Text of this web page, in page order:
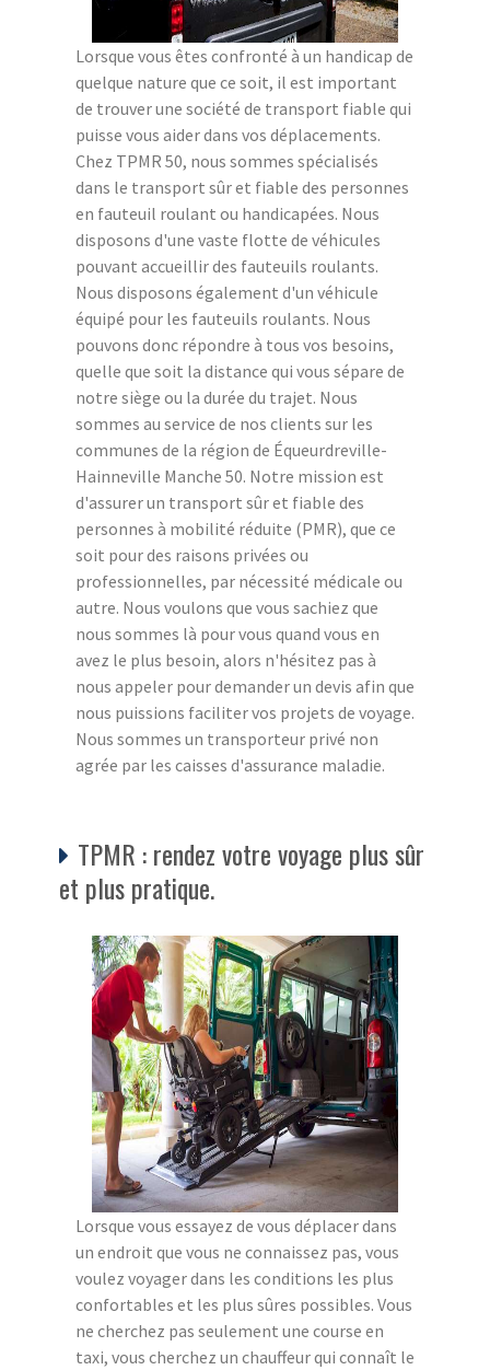
Lorsque vous êtes confronté à un handicap de
quelque nature que ce soit, il est important
de trouver une société de transport fiable qui
puisse vous aider dans vos déplacements.
Chez TPMR 50, nous sommes spécialisés
dans le transport sûr et fiable des personnes
en fauteuil roulant ou handicapées. Nous
disposons d'une vaste flotte de véhicules
pouvant accueillir des fauteuils roulants.
Nous disposons également d'un véhicule
équipé pour les fauteuils roulants. Nous
pouvons donc répondre à tous vos besoins,
quelle que soit la distance qui vous sépare de
notre siège ou la durée du trajet. Nous
sommes au service de nos clients sur les
communes de la région de Équeurdreville-
Hainneville Manche 50. Notre mission est
d'assurer un transport sûr et fiable des
personnes à mobilité réduite (PMR), que ce
soit pour des raisons privées ou
professionnelles, par nécessité médicale ou
autre. Nous voulons que vous sachiez que
nous sommes là pour vous quand vous en
avez le plus besoin, alors n'hésitez pas à
nous appeler pour demander un devis afin que
nous puissions faciliter vos projets de voyage.
Nous sommes un transporteur privé non
agrée par les caisses d'assurance maladie.
TPMR : rendez votre voyage plus sûr
et plus pratique.
Lorsque vous essayez de vous déplacer dans
un endroit que vous ne connaissez pas, vous
voulez voyager dans les conditions les plus
confortables et les plus sûres possibles. Vous
ne cherchez pas seulement une course en
taxi, vous cherchez un chauffeur qui connaît le